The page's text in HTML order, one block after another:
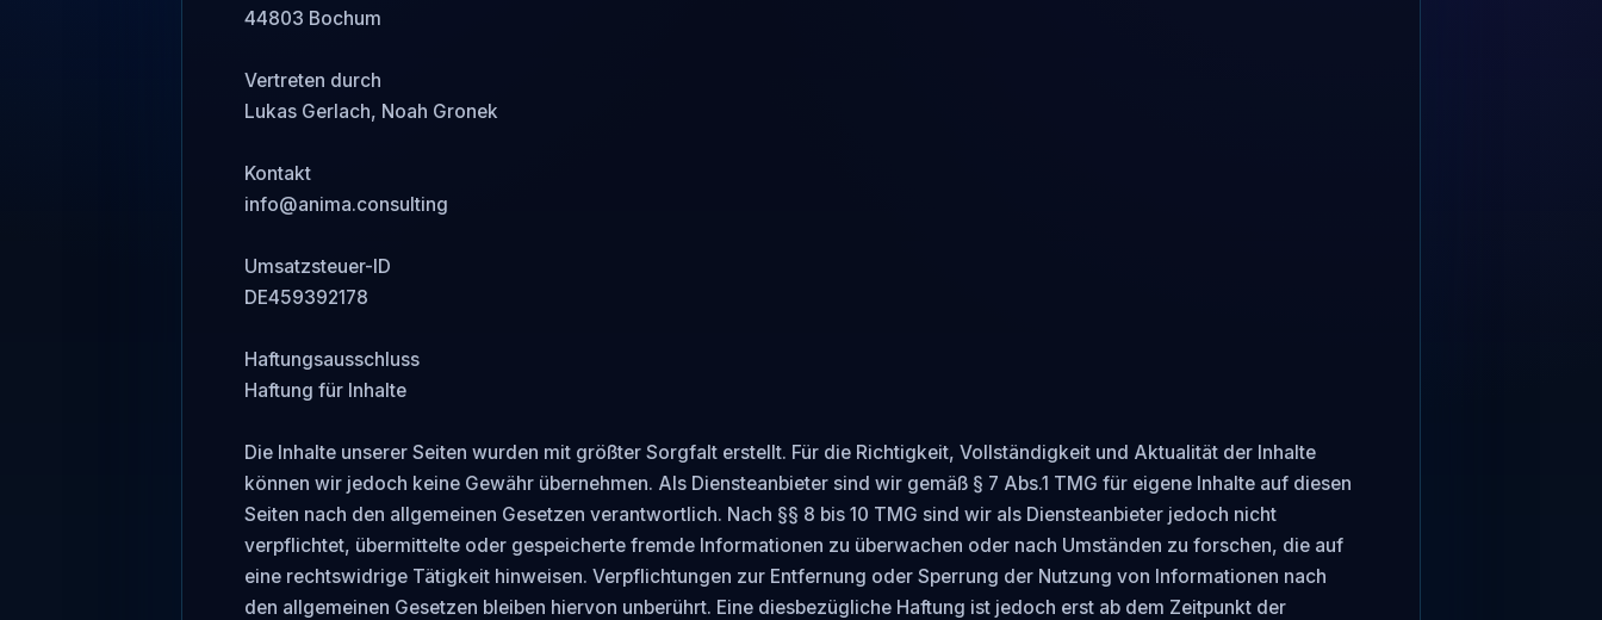
44803 Bochum
Vertreten durch
Lukas Gerlach, Noah Gronek
Kontakt
info@anima.consulting
Umsatzsteuer-ID
DE459392178
Haftungsausschluss
Haftung für Inhalte
Die Inhalte unserer Seiten wurden mit größter Sorgfalt erstellt. Für die Richtigkeit, Vollständigkeit und Aktualität der Inhalte
können wir jedoch keine Gewähr übernehmen. Als Diensteanbieter sind wir gemäß § 7 Abs.1 TMG für eigene Inhalte auf diesen
Seiten nach den allgemeinen Gesetzen verantwortlich. Nach §§ 8 bis 10 TMG sind wir als Diensteanbieter jedoch nicht
verpflichtet, übermittelte oder gespeicherte fremde Informationen zu überwachen oder nach Umständen zu forschen, die auf
eine rechtswidrige Tätigkeit hinweisen. Verpflichtungen zur Entfernung oder Sperrung der Nutzung von Informationen nach
den allgemeinen Gesetzen bleiben hiervon unberührt. Eine diesbezügliche Haftung ist jedoch erst ab dem Zeitpunkt der